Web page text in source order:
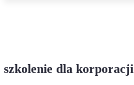
szkolenie dla korporacji